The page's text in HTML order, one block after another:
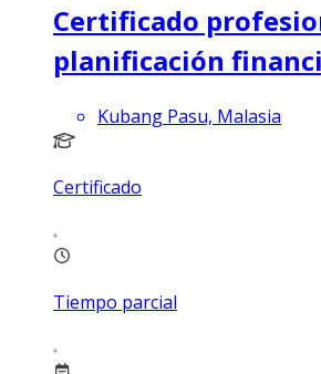
Certificado
planificación
Kubang Pasu, Malasia
Certificado
Tiempo parcial